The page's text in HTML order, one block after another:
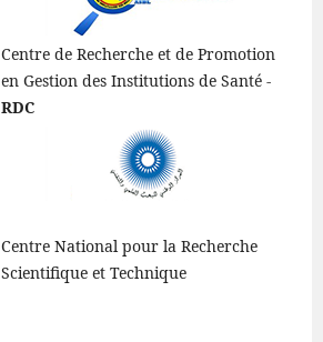
Centre de Recherche et de Promotion
en Gestion des Institutions de Santé -
RDC
Centre National pour la Recherche
Scientifique et Technique